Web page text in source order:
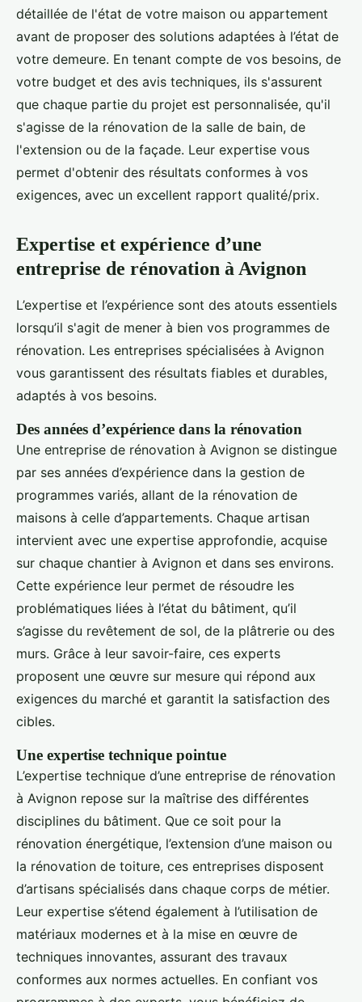
détaillée de l'état de votre maison ou appartement
avant de proposer des solutions adaptées à l’état de
votre demeure. En tenant compte de vos besoins, de
votre budget et des avis techniques, ils s'assurent
que chaque partie du projet est personnalisée, qu'il
s'agisse de la rénovation de la salle de bain, de
l'extension ou de la façade. Leur expertise vous
permet d'obtenir des résultats conformes à vos
exigences, avec un excellent rapport qualité/prix.
Expertise et expérience d’une
entreprise de rénovation à Avignon
L’expertise et l’expérience sont des atouts essentiels
lorsqu’il s'agit de mener à bien vos programmes de
rénovation. Les entreprises spécialisées à Avignon
vous garantissent des résultats fiables et durables,
adaptés à vos besoins.
Des années d’expérience dans la rénovation
Une entreprise de rénovation à Avignon se distingue
par ses années d’expérience dans la gestion de
programmes variés, allant de la rénovation de
maisons à celle d’appartements. Chaque artisan
intervient avec une expertise approfondie, acquise
sur chaque chantier à Avignon et dans ses environs.
Cette expérience leur permet de résoudre les
problématiques liées à l’état du bâtiment, qu’il
s’agisse du revêtement de sol, de la plâtrerie ou des
murs. Grâce à leur savoir-faire, ces experts
proposent une œuvre sur mesure qui répond aux
exigences du marché et garantit la satisfaction des
cibles.
Une expertise technique pointue
L’expertise technique d’une entreprise de rénovation
à Avignon repose sur la maîtrise des différentes
disciplines du bâtiment. Que ce soit pour la
rénovation énergétique, l’extension d’une maison ou
la rénovation de toiture, ces entreprises disposent
d’artisans spécialisés dans chaque corps de métier.
Leur expertise s’étend également à l’utilisation de
matériaux modernes et à la mise en œuvre de
techniques innovantes, assurant des travaux
conformes aux normes actuelles. En confiant vos